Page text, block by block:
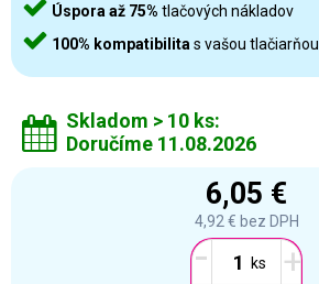
Úspora až 75% tlačových nákladov
100% kompatibilita s vašou tlačiarňou
Skladom > 10 ks:
Doručíme 11.08.2026
6,05 €
4,92 € bez DPH
- +